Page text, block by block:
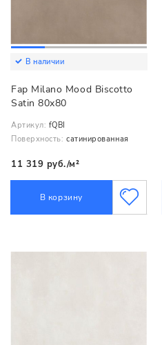
В наличии
Fap Milano Mood Biscotto
Satin 80x80
Артикул: fQBI
Поверхность: сатинированная
11 319 руб./м²
В корзину